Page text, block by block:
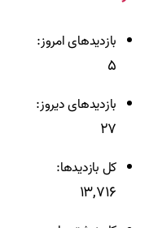
بازدیدهای امروز:
۵
بازدیدهای دیروز:
۲۷
کل بازدیدها:
۱۳,۷۱۶